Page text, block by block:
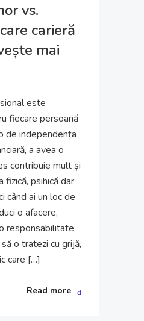
vs.
carieră
mai
este
fiecare persoană
de independența
a avea o
contribuie mult și
fizică, psihică dar
când ai un loc de
o afacere,
responsabilitate
o tratezi cu grijă,
care […]
Read more